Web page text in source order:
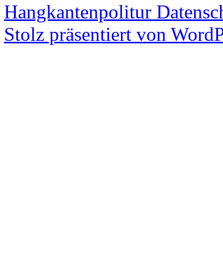
Hangkantenpolitur
Stolz präsentiert von